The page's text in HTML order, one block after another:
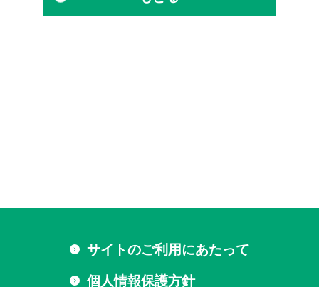
サイトのご利用にあたって
個人情報保護方針